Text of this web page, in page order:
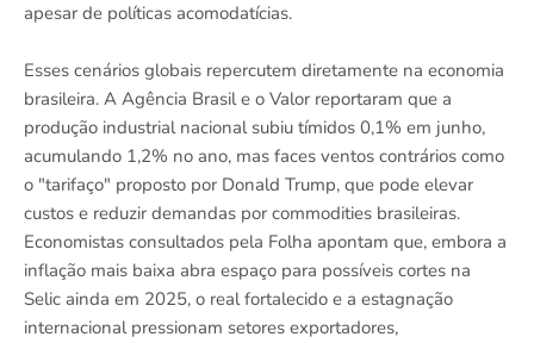
apesar de políticas acomodatícias.
Esses cenários globais repercutem diretamente na economia
brasileira. A Agência Brasil e o Valor reportaram que a
produção industrial nacional subiu tímidos 0,1% em junho,
acumulando 1,2% no ano, mas faces ventos contrários como
o "tarifaço" proposto por Donald Trump, que pode elevar
custos e reduzir demandas por commodities brasileiras.
Economistas consultados pela Folha apontam que, embora a
inflação mais baixa abra espaço para possíveis cortes na
Selic ainda em 2025, o real fortalecido e a estagnação
internacional pressionam setores exportadores,